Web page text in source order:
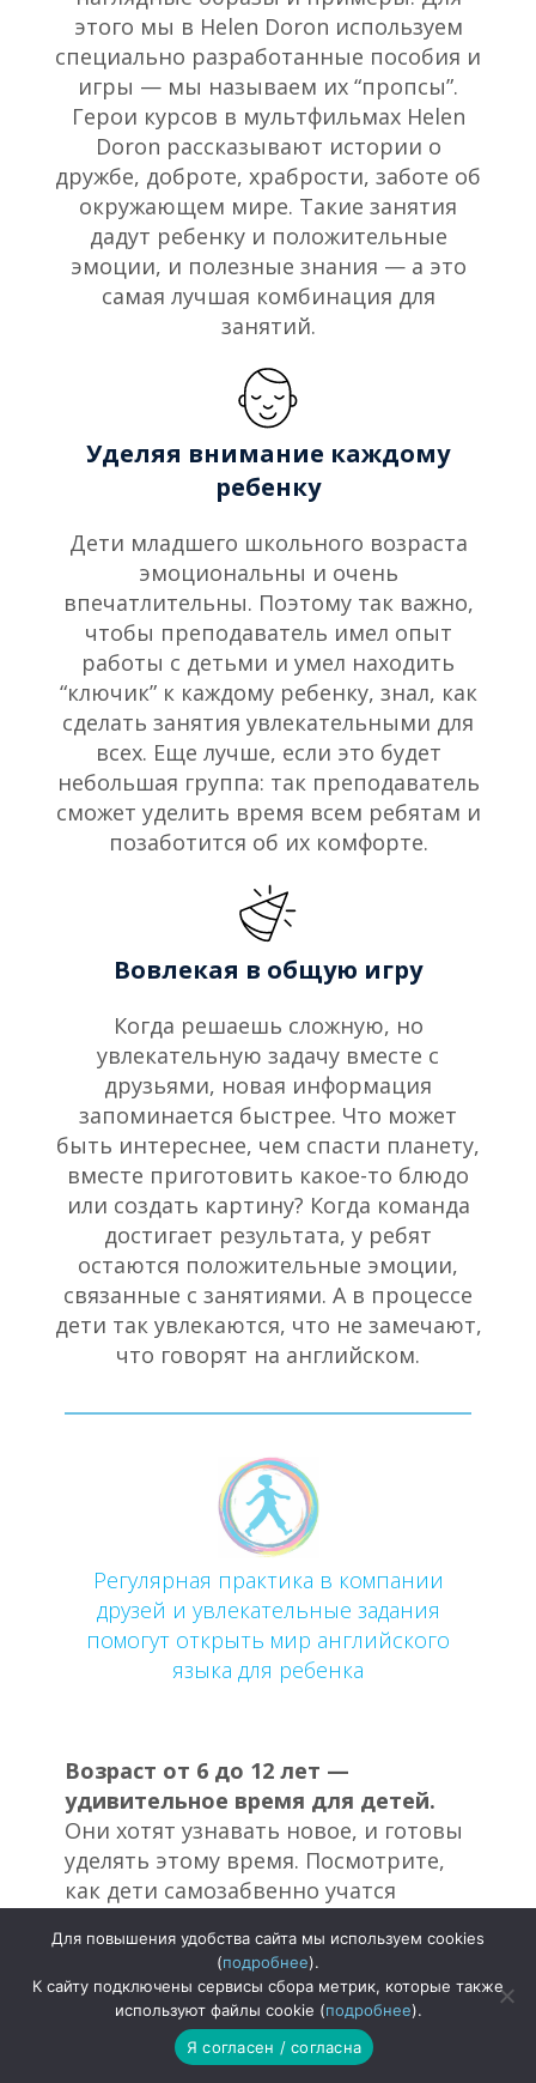
этого мы в Helen Doron используем
специально разработанные пособия и
игры — мы называем их “пропсы”.
Герои курсов в мультфильмах Helen
Doron рассказывают истории о
дружбе, доброте, храбрости, заботе об
окружающем мире. Такие занятия
дадут ребенку и положительные
эмоции, и полезные знания — а это
самая лучшая комбинация для
занятий.
Уделяя внимание каждому
ребенку
Дети младшего школьного возраста
эмоциональны и очень
впечатлительны. Поэтому так важно,
чтобы преподаватель имел опыт
работы с детьми и умел находить
“ключик” к каждому ребенку, знал, как
сделать занятия увлекательными для
всех. Еще лучше, если это будет
небольшая группа: так преподаватель
сможет уделить время всем ребятам и
позаботится об их комфорте.
Вовлекая в общую игру
Когда решаешь сложную, но
увлекательную задачу вместе с
друзьями, новая информация
запоминается быстрее. Что может
быть интереснее, чем спасти планету,
вместе приготовить какое-то блюдо
или создать картину? Когда команда
достигает результата, у ребят
остаются положительные эмоции,
связанные с занятиями. А в процессе
дети так увлекаются, что не замечают,
что говорят на английском.
Регулярная практика в компании
друзей и увлекательные задания
помогут открыть мир английского
языка для ребенка
Возраст от 6 до 12 лет —
удивительное время для детей.
Они хотят узнавать новое, и готовы
уделять этому время. Посмотрите,
как дети самозабвенно учатся
кататься на велосипеде, не обращая
внимания на синяки. Будет здорово,
если получится эту кипучую
энергию направить также и на
изучение английского языка!
Для повышения удобства сайта мы используем cookies
(подробнее).
К сайту подключены сервисы сбора метрик, которые также
используют файлы cookie (подробнее).
Я согласен / согласна